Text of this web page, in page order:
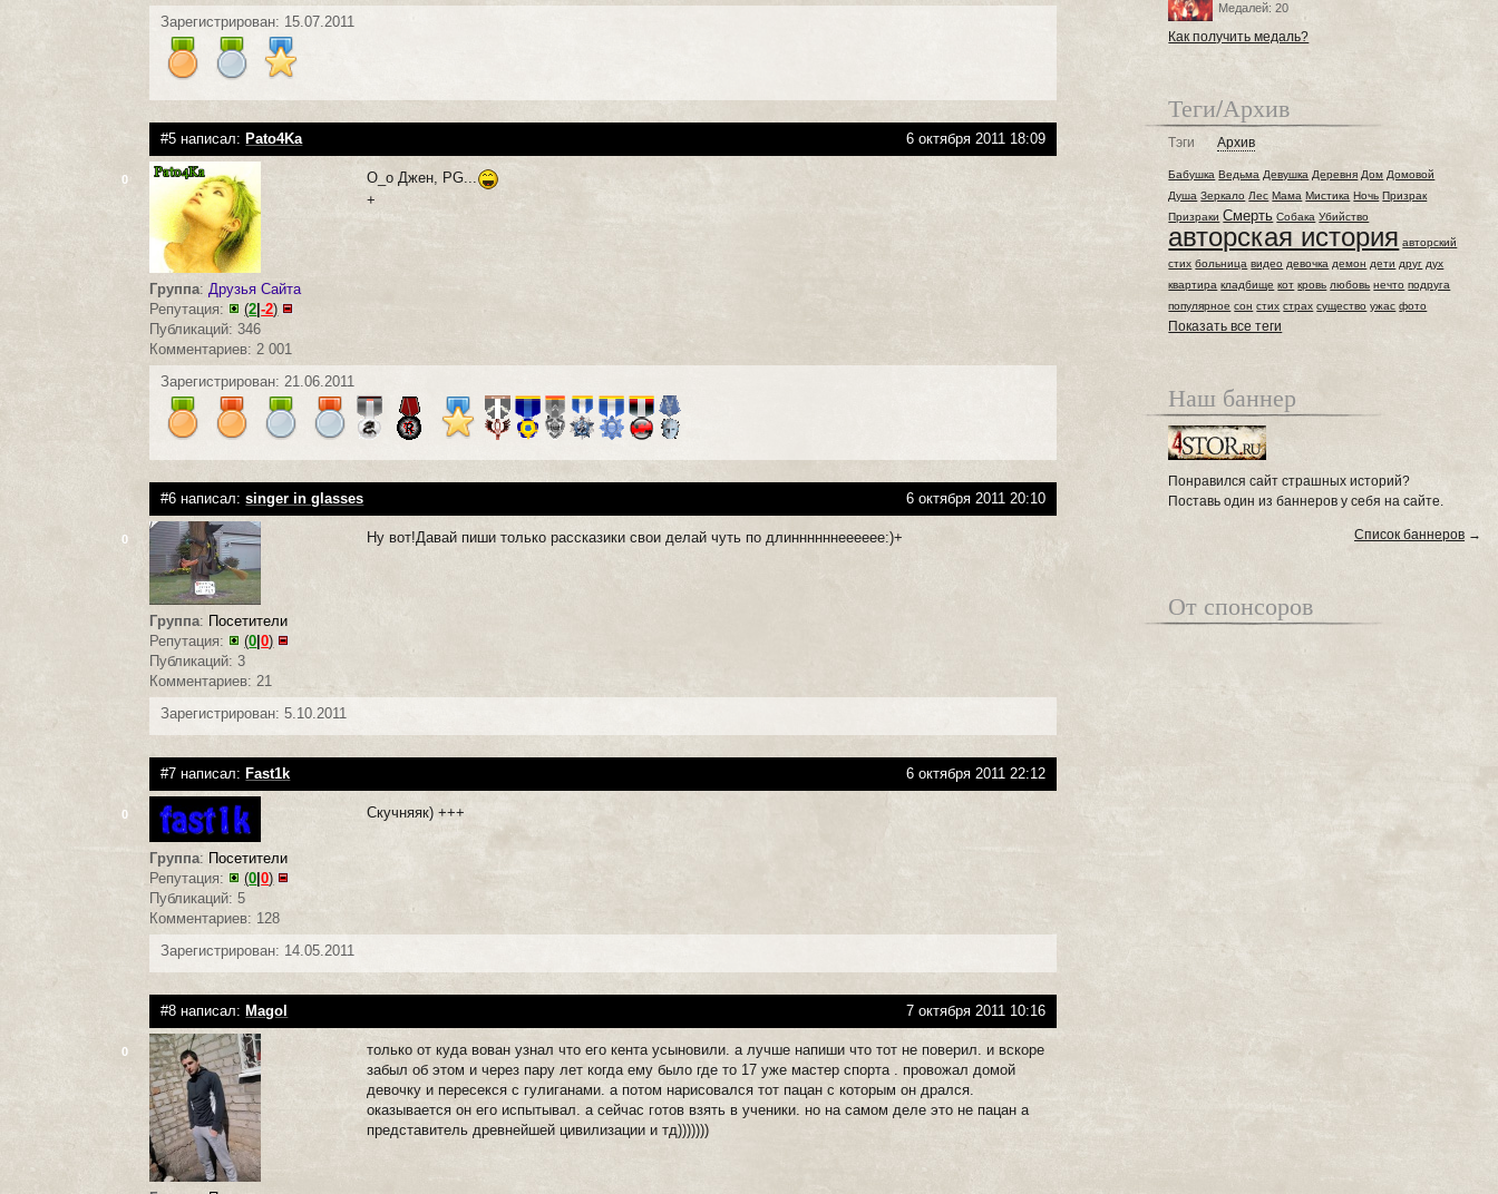
Зарегистрирован: 15.07.2011
#5 написал:Pato4Ka 6 октября 2011 18:09
0
Группа: Друзья Сайта
Репутация:
(2|-2)
Публикаций: 346
Комментариев: 2 001
О_о Джен, PG...
+
Зарегистрирован: 21.06.2011
#6 написал:singer in glasses 6 октября 2011 20:10
0
Группа: Посетители
Репутация:
(0|0)
Публикаций: 3
Комментариев: 21
Ну вот!Давай пиши только рассказики свои делай чуть по длиннннннееееее:)+
Зарегистрирован: 5.10.2011
#7 написал:Fast1k 6 октября 2011 22:12
0
Группа: Посетители
Репутация:
(0 |0)
Публикаций: 5
Комментариев: 128
Скучняяк) +++
Зарегистрирован: 14.05.2011
#8 написал: Magol 7 октября 2011 10:16
0
только от куда вован узнал что его кента усыновили. а лучше напиши что тот не поверил. и вскоре
забыл об этом и через пару лет когда ему было где то 17 уже мастер спорта . провожал домой
девочку и пересекся с гулиганами. а потом нарисовался тот пацан с которым он дрался.
оказывается он его испытывал. а сейчас готов взять в ученики. но на самом деле это не пацан а
представитель древнейшей цивилизации и тд)))))))
Медалей: 20
Как получить медаль?
Теги/Архив
Тэги Архив
Бабушка Ведьма Девушка Деревня Дом Домовой
Душа Зеркало Лес Мама Мистика Ночь Призрак
Призраки Смерть Собака Убийство
авторская история авторский
стих больница видео девочка демон дети друг дух
квартира кладбище кот кровь любовь нечто подруга
популярное сон стих страх существо ужас фото
Показать все теги
Наш баннер
Понравился сайт страшных историй?
Поставь один из баннеров у себя на сайте.
Список баннеров →
От спонсоров